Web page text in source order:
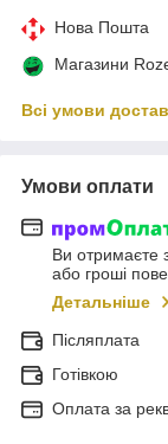
Нова Пошта
Магазини
Всі умови
Умови оплати
Ви отримаєте
або гроші
Детальніше
Післяплата
Готівкою
Оплата за